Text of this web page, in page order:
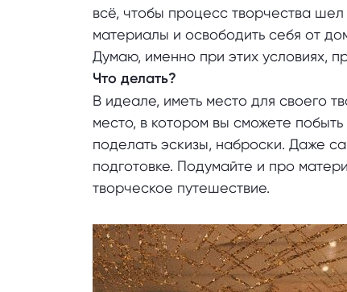
всё, чтобы процесс творчества
материалы и освободить себя от
Думаю, именно при этих условиях,
Что делать?
В идеале, иметь место для своего
место, в котором вы сможете
поделать эскизы, наброски. Даже
подготовке. Подумайте и про
творческое путешествие.